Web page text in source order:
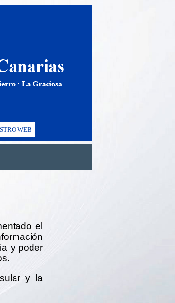
WEB
el
y poder
y la